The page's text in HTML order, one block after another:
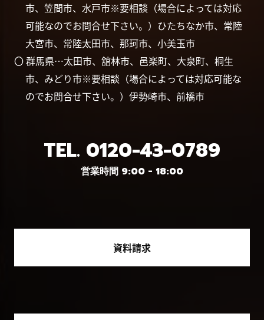
市、笠間市、水戸市※要相談（場合によっては対応
可能なのでお問合せ下さい。）ひたちなか市、常陸
大宮市、常陸太田市、那珂市、小美玉市
〇 群馬県…太田市、舘林市、邑楽町、大泉町、桐生
市、みどり市※要相談（場合によっては対応可能な
のでお問合せ下さい。）伊勢崎市、前橋市
TEL. 0120-43-0789
営業時間 9:00 - 18:00
資料請求